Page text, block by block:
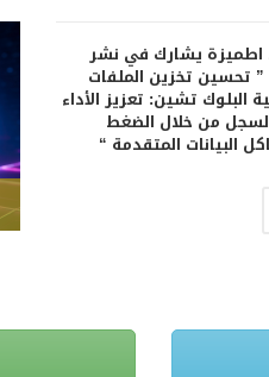
اطميزة يشارك في نشر
” تحسين تخزين الملفات
البلوك تشين: تعزيز الأداء
من خلال الضغط
البيانات المتقدمة “